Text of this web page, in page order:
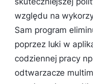
względu na
Sam program
poprzez luki w
codziennej pracy
odtwarzacze